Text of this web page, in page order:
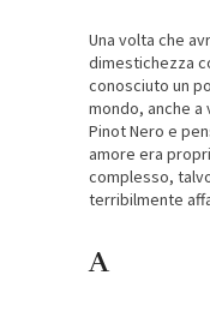
Una volta che
dimestichezza
conosciuto un
mondo, anche
Pinot Nero e
amore era
complesso,
terribilmente
A